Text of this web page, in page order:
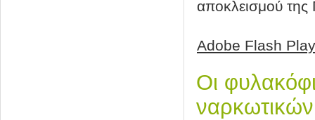
αποκλεισμού της
Adobe Flash
Οι